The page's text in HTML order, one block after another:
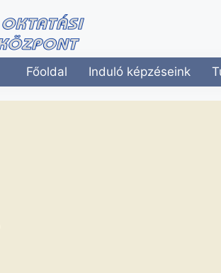
Főoldal Induló képzéseink